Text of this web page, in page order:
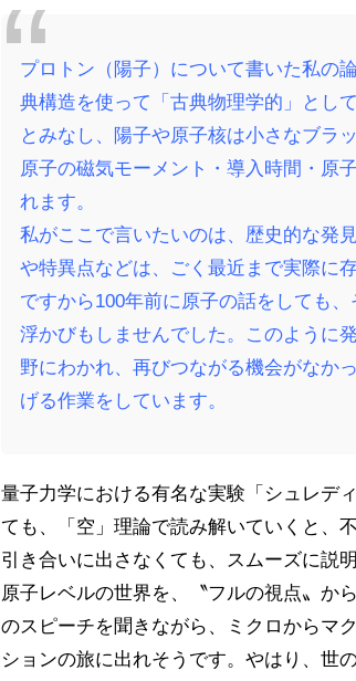
プロトン（陽子）について書いた私の論
典構造を使って「古典物理学的」とし
とみなし、陽子や原子核は小さなブラ
原子の磁気モーメント・導入時間・原
れます。
私がここで言いたいのは、歴史的な発
や特異点などは、ごく最近まで実際に
ですから100年前に原子の話をしても
浮かびもしませんでした。このように
野にわかれ、再びつながる機会がなか
げる作業をしています。
量子力学における有名な実験「シュレデ
ても、「空」理論で読み解いていくと、
引き合いに出さなくても、スムーズに説
原子レベルの世界を、〝フルの視点〟か
のスピーチを聞きながら、ミクロからマ
ションの旅に出れそうです。やはり、世